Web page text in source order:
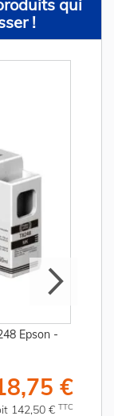
qui
!
Epson -
€
142,50 € TTC